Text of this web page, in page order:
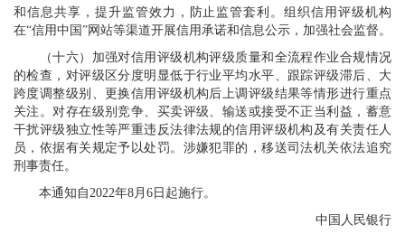
和信息共享，提升监管效力，防止监管套利。组织信用评级机构
在“信用中国”网站等渠道开展信用承诺和信息公示，加强社会监督。
（十六）加强对信用评级机构评级质量和全流程作业合规情况
的检查，对评级区分度明显低于行业平均水平、跟踪评级滞后、大
跨度调整级别、更换信用评级机构后上调评级结果等情形进行重点
关注。对存在级别竞争、买卖评级、输送或接受不正当利益，蓄意
干扰评级独立性等严重违反法律法规的信用评级机构及有关责任人
员，依据有关规定予以处罚。涉嫌犯罪的，移送司法机关依法追究
刑事责任。
本通知自2022年8月6日起施行。
中国人民银行